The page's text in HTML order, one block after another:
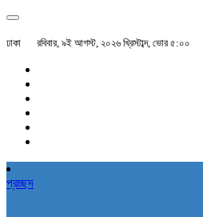
ঢাকা রবিবার, ৯ই আগস্ট, ২০২৬ খ্রিস্টাব্দ, ভোর ৫:০০
প্রচ্ছদ